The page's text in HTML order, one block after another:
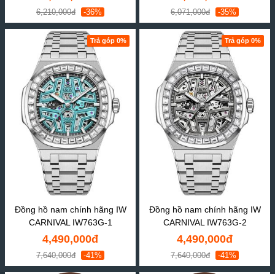
6,210,000đ -36% 6,071,000đ -35%
Trả góp 0%
Đồng hồ nam chính hãng IW
CARNIVAL IW763G-1
4,490,000đ
7,640,000đ -41%
Trả góp 0%
Đồng hồ nam chính hãng IW
CARNIVAL IW763G-2
4,490,000đ
7,640,000đ -41%